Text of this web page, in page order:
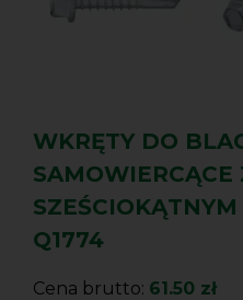
WKRĘTY DO
SAMOWIERCĄCE
Q1774
Cena brutto: 61.50 zł